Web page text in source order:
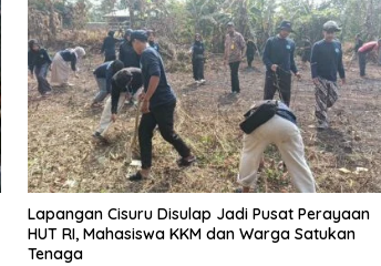
Lapangan Cisuru Disulap Jadi Pusat Perayaan
HUT RI, Mahasiswa KKM dan Warga Satukan
Tenaga